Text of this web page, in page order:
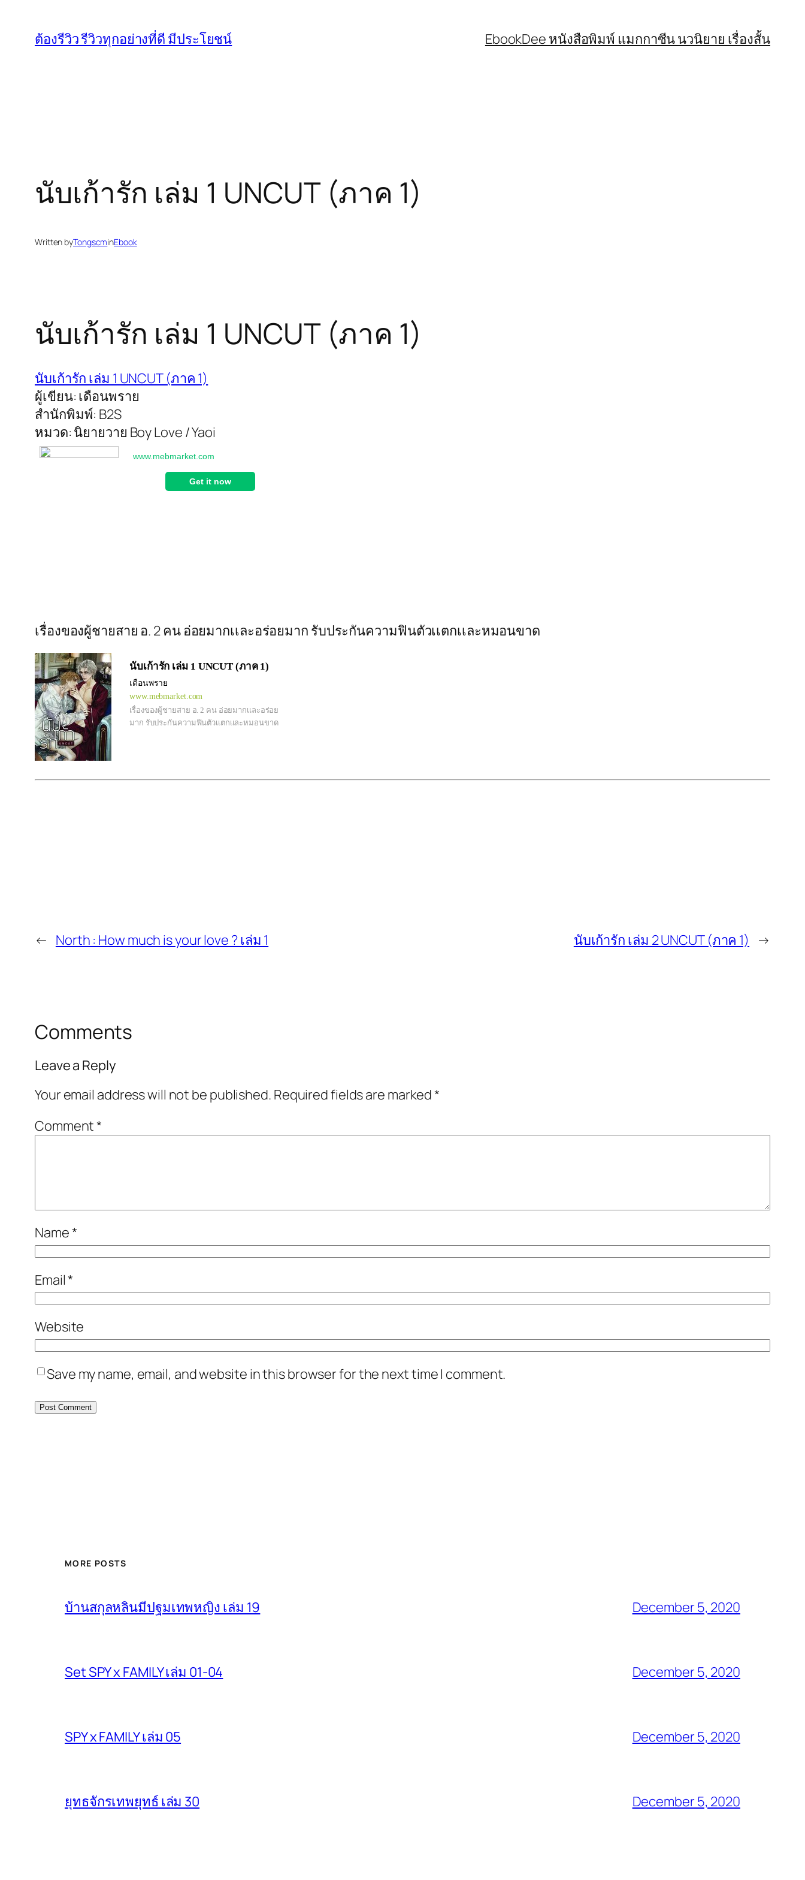
content
ต้องรีวิว รีวิวทุกอย่างที่ดี มีประโยชน์ EbookDee หนังสือพิมพ์ แมกกาซีน นวนิยาย เรื่องสั้น
นับเก้ารัก เล่ม 1 UNCUT (ภาค 1)
Written byTongscminEbook
นับเก้ารัก เล่ม 1 UNCUT (ภาค 1)
นับเก้ารัก เล่ม 1 UNCUT (ภาค 1)
ผู้เขียน: เดือนพราย
สำนักพิมพ์: B2S
หมวด: นิยายวาย Boy Love / Yaoi
เรื่องของผู้ชายสาย อ. 2 คน อ่อยมากเเละอร่อยมาก รับประกันความฟินตัวเเตกเเละหมอนขาด
นับเก้ารัก เล่ม 1 UNCUT (ภาค 1)
เดือนพราย
www.mebmarket.com
เรื่องของผู้ชายสาย อ. 2 คน อ่อยมากเเละอร่อย
มาก รับประกันความฟินตัวเเตกเเละหมอนขาด
← North : How much is your love ? เล่ม 1 นับเก้ารัก เล่ม 2 UNCUT (ภาค 1) →
Comments
Leave a Reply
Your email address will not be published. Required fields are marked*
Comment*
Name*
Email*
Website
Save my name, email, and website in this browser for the next time I comment.
MORE POSTS
บ้านสกุลหลินมีปฐมเทพหญิง เล่ม 19 December 5, 2020
Set SPY x FAMILY เล่ม 01-04 December 5, 2020
SPY x FAMILY เล่ม 05 December 5, 2020
ยุทธจักรเทพยุทธ์ เล่ม 30 December 5, 2020